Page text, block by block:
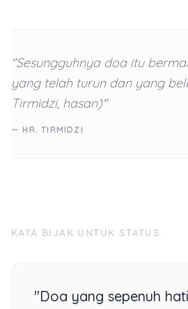
"Sesungguhnya doa itu
yang telah turun dan yang
Tirmidzi, hasan)"
— HR. TIRMIDZI
KATA BIJAK UNTUK STATUS
"Doa yang sepenuh